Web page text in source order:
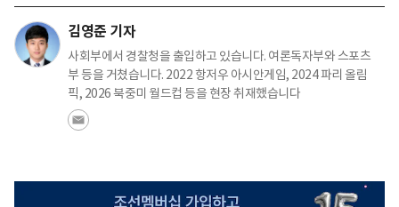
김영준 기자
사회부에서 경찰청을 출입하고 있습니다. 여론독자부와 스포츠
부 등을 거쳤습니다. 2022 항저우 아시안게임, 2024 파리 올림
픽, 2026 북중미 월드컵 등을 현장 취재했습니다